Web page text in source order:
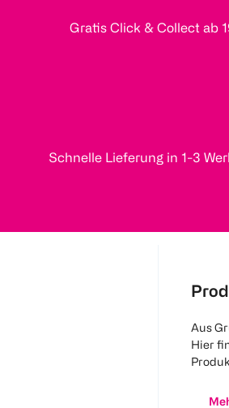
Gratis Click & Collect ab
Schnelle Lieferung in 1-3
Aus
Hier